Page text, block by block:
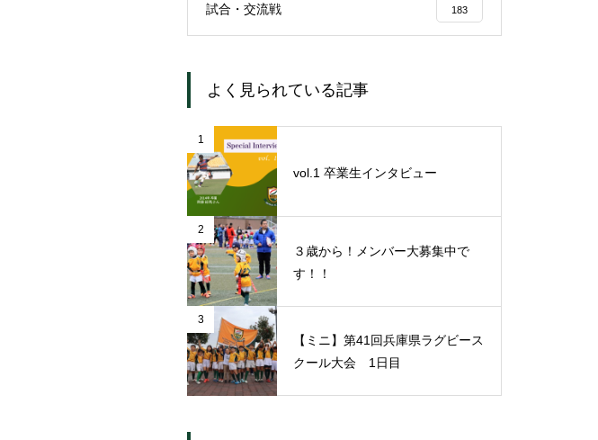
試合・交流戦 183
よく見られている記事
1
vol.1 卒業生インタビュー
2
３歳から！メンバー大募集中で
す！！
3
【ミニ】第41回兵庫県ラグビース
クール大会 1日目